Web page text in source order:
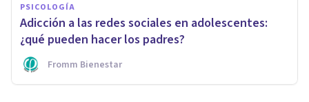
PSICOLOGÍA
Adicción a las redes sociales en adolescentes:
¿qué pueden hacer los padres?
Fromm Bienestar